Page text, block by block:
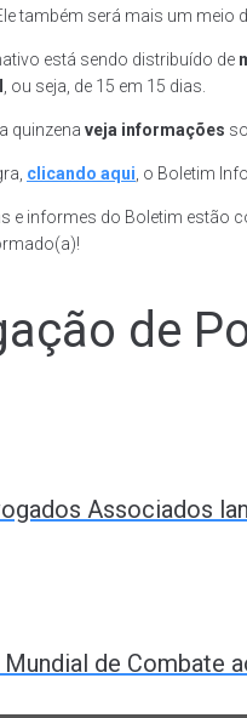
também será mais um
está sendo distribuído de
, ou seja, de 15 em 15 dias.
quinzena veja informações
clicando aqui , o Boletim
e informes do Boletim estão
de
Associados
de Combate